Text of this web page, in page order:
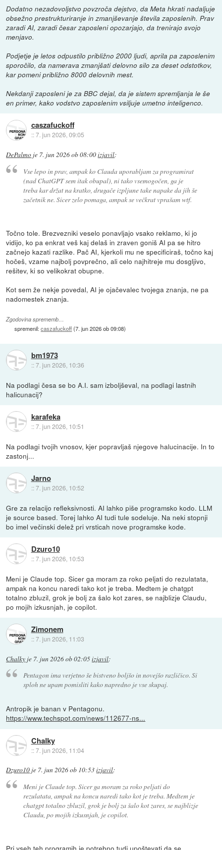
Dodatno nezadovoljstvo povzroča dejstvo, da Meta hkrati nadaljuje
obsežno prestrukturiranje in zmanjševanje števila zaposlenih. Prav
zaradi AI, zaradi česar zaposleni opozarjajo, da trenirajo svojo
menjavo.
Podjetje je letos odpustilo približno 2000 ljudi, aprila pa zaposlenim
sporočilo, da namerava zmanjšati delovno silo za deset odstotkov,
kar pomeni približno 8000 delovnih mest.
Nekdanji zaposleni je za BBC dejal, da je sistem spremljanja le še
en primer, kako vodstvo zaposlenim vsiljuje umetno inteligenco.
caszafuckoff
::7. jun 2026, 09:05
DePalmo je 7. jun 2026 ob 08:00izjavil:
Vse lepo in prav, ampak ko Clauda uporabljam za programirat
(nad ChatGPT sem itak obupal), ni tako vsemogočen, ga je
treba kar držat na kratko, drugače izpljune take napake da jih še
začetnik ne. Sicer zelo pomaga, ampak se večkrat vprašam wtf.
Točno tole. Brezvezniki veselo ponavljajo vsako reklamo, ki jo
vidijo, ko pa enkrat veš kaj delaš in zraven goniš AI pa se hitro
začnejo kazati razlike. Pač AI, kjerkoli mu ne specificiraš, točno kaj
hočeš, vzame najbolj povprečno, ali celo najhitreje mu dosgljivo,
rešitev, ki so velikokrat obupne.
Kot sem že nekje povedal, AI je ojačevalec tvojega znanja, ne pa
nadomestek znanja.
Zgodovina sprememb…
spremenil:caszafuckoff(7. jun 2026 ob 09:08)
bm1973
::7. jun 2026, 10:36
Na podlagi česa se bo A.I. sam izboljševal, na podlagi lastnih
halicunacij?
karafeka
::7. jun 2026, 10:51
Na podlagi tvojih vnosov, kjer popravljaš njegove halucinacije. In to
zastonj...
Jarno
::7. jun 2026, 10:52
Gre za relacijo refleksivnosti. AI lahko piše programsko kodo. LLM
je source based. Torej lahko AI tudi tule sodeluje. Na neki stopnji
bo imel večinski delež pri vrsticah nove programske kode.
Dzuro10
::7. jun 2026, 10:53
Meni je Claude top. Sicer ga moram za roko peljati do rezulatata,
ampak na koncu naredi tako kot je treba. Medtem je chatgpt
totalno zbluzil, grok je bolj za šalo kot zares, se najblizje Claudu,
po mojih izkusnjah, je copilot.
Zimonem
::7. jun 2026, 11:03
Chalky je 7. jun 2026 ob 02:05izjavil:
Pentagon ima verjetno še bistveno boljšo in novejšo različico. Si
sploh ne upam pomisliti kako napredno je vse skupaj.
Antropik je banan v Pentagonu.
https://www.techspot.com/news/112677-ns...
Chalky
::7. jun 2026, 11:04
Dzuro10 je 7. jun 2026 ob 10:53izjavil:
Meni je Claude top. Sicer ga moram za roko peljati do
rezulatata, ampak na koncu naredi tako kot je treba. Medtem je
chatgpt totalno zbluzil, grok je bolj za šalo kot zares, se najblizje
Claudu, po mojih izkusnjah, je copilot.
Pri vseh teh programih je potrebno tudi upoštevati da se